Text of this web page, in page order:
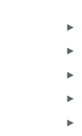
►
►
►
►
►